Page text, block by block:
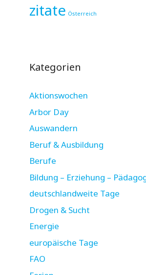
zitate Österreich
Kategorien
Aktionswochen
Arbor Day
Auswandern
Beruf & Ausbildung
Berufe
Bildung – Erziehung –
deutschlandweite Tage
Drogen & Sucht
Energie
europäische Tage
FAO